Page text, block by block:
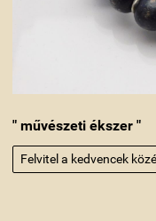
" művészeti ékszer "
Felvitel a kedvencek